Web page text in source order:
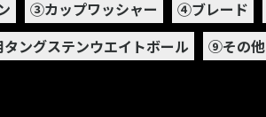
③カップワッシャー ④ブレード
ングステンウエイトボール
⑨その他